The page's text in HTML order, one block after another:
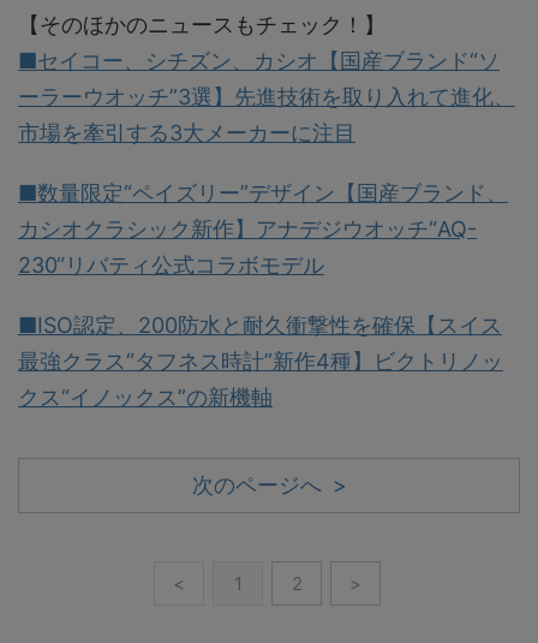
【そのほかのニュースもチェック！】
■セイコー、シチズン、カシオ【国産ブランド“ソ
ーラーウオッチ”3選】先進技術を取り入れて進化、
市場を牽引する3大メーカーに注目
■数量限定“ペイズリー”デザイン【国産ブランド、
カシオクラシック新作】アナデジウオッチ“AQ-
230“リバティ公式コラボモデル
■ISO認定、200防水と耐久衝撃性を確保【スイス
最強クラス“タフネス時計”新作4種】ビクトリノッ
クス“イノックス”の新機軸
次のページへ >
< 1 2 >